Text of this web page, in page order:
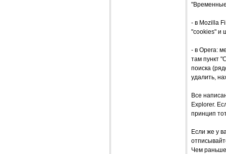
- в Mozilla
"cookies" и
- в Opera:
там пункт
поиска
удалить,
Все
Explorer.
принцип
Если же у
Чем